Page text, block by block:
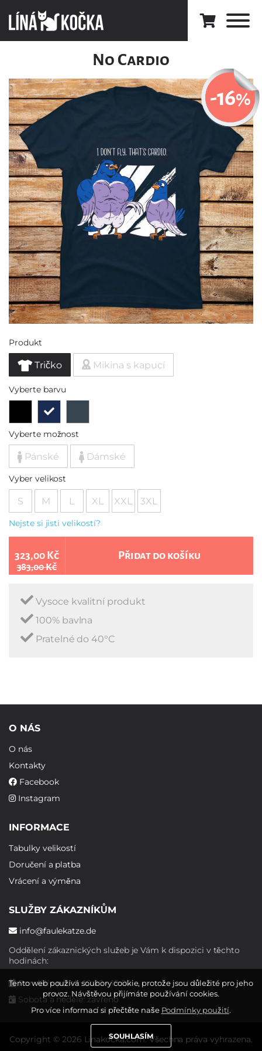
No Cardio
-16%
Produkt
Tričko Mikina s kapucí
Vyberte barvu
Vyberte možnost
Pánské Dámské
Vyber velikost
S M L XL XXL 3XL
Nejste si jisti velikostí?
323,00 Kč
383,00 Kč
Přidat do košíku
Vysoce kvalitní produkt
100% bavlna
Pratelné do 40°C
O NÁS
O nás
Kontakty
Facebook
Instagram
INFORMACE
Tabulky velikostí
Doručení a platba
Vrácení a výměna
SLUŽBY ZÁKAZNÍKŮM
info@faulekatze.de
Oddělení zákaznických služeb je Vám k dispozici v těchto
hodinách:
Pondělí - pátek: 10:00 - 19:00
Sobota a neděle: zavřeno
Copyright © 2026 Linakocka.com. Všechna práva vyhrazena.
Tento web používá soubory cookie, protože jsou důležité pro jeho
provoz. Návštěvou přijímáte používání cookies.
Pro více informací si přečtěte naše Podmínky použití.
SOUHLASÍM